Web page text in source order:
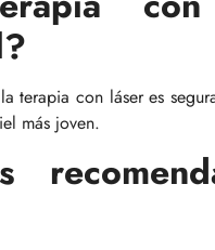
terapia con láser es
más joven.